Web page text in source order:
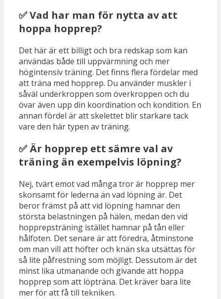
✅ Vad har man för nytta av att
hoppa hopprep?
Det här är ett billigt och bra redskap som kan
användas både till uppvärmning och mer
högintensiv träning. Det finns flera fördelar med
att träna med hopprep. Du använder muskler i
såväl underkroppen som överkroppen och du
övar även upp din koordination och kondition. En
annan fördel är att skelettet blir starkare tack
vare den här typen av träning.
✅ Är hopprep ett sämre val av
träning än exempelvis löpning?
Nej, tvärt emot vad många tror är hopprep mer
skonsamt för lederna än vad löpning är. Det
beror främst på att vid löpning hamnar den
största belastningen på hälen, medan den vid
hopprepsträning istället hamnar på tån eller
hålfoten. Det senare är att föredra, åtminstone
om man vill att höfter och knän ska utsättas för
så lite påfrestning som möjligt. Dessutom är det
minst lika utmanande och givande att hoppa
hopprep som att löpträna. Det kräver bara lite
mer för att få till tekniken.